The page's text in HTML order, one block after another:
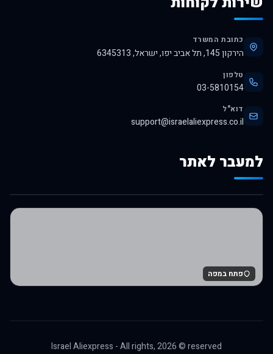
כתובת המשרד
הירקון 145, תל אביב יפו, ישראל, 6345313
טלפון
03-5810154
דוא"ל
support@israelaliexpress.co.il
למעבר לאתר
לרכישה באלי אקספרס
פתח במפה
Israel Aliexpress - All rights,2026© reserved